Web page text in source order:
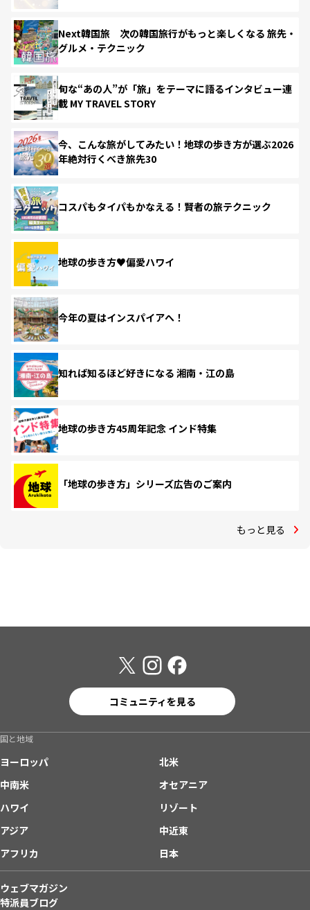
Next韓国旅 次の韓国旅行がもっと楽しくなる 旅先・
グルメ・テクニック
旬な“あの人”が「旅」をテーマに語るインタビュー連
載 MY TRAVEL STORY
今、こんな旅がしてみたい！地球の歩き方が選ぶ2026
年絶対行くべき旅先30
コスパもタイパもかなえる！賢者の旅テクニック
地球の歩き方♥偏愛ハワイ
今年の夏はインスパイアへ！
知れば知るほど好きになる 湘南・江の島
地球の歩き方45周年記念 インド特集
「地球の歩き方」シリーズ広告のご案内
もっと見る
コミュニティを見る
国と地域
ヨーロッパ
北米
中南米
オセアニア
ハワイ
リゾート
アジア
中近東
アフリカ
日本
ウェブマガジン
特派員ブログ